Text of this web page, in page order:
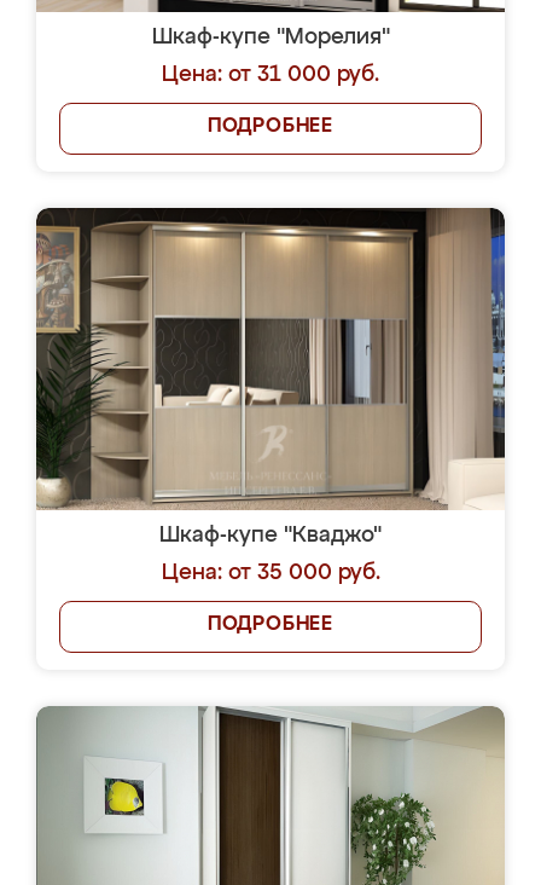
Шкаф-купе "Морелия"
Цена: от 31 000 руб.
ПОДРОБНЕЕ
Шкаф-купе "Кваджо"
Цена: от 35 000 руб.
ПОДРОБНЕЕ